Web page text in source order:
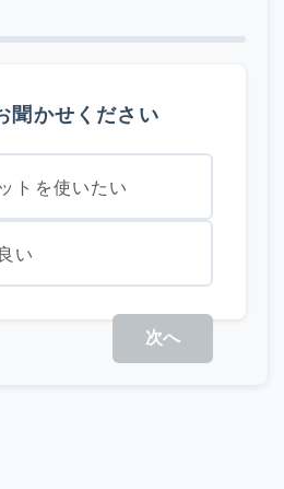
聞かせください
トを使いたい
い
次へ